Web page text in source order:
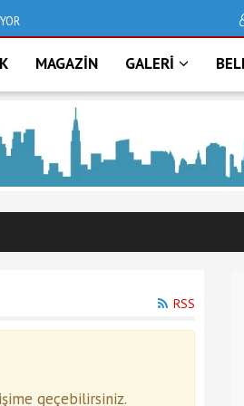
Deniz taştı, İzmir
MAGAZİN GALERİ
RSS
geçebilirsiniz.